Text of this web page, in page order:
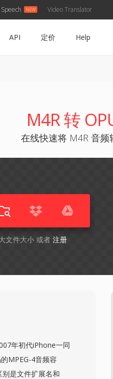
Video Translator
API 定价 Help
M4R 转
在线快速将 M4R 音频
文件大小 或者 注册
年初代iPhone一同
MPEG-4音频容
是文件扩展名和